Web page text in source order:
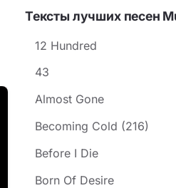
Тексты лучших песен
12 Hundred
43
Almost Gone
Becoming Cold (216)
Before I Die
Born Of Desire